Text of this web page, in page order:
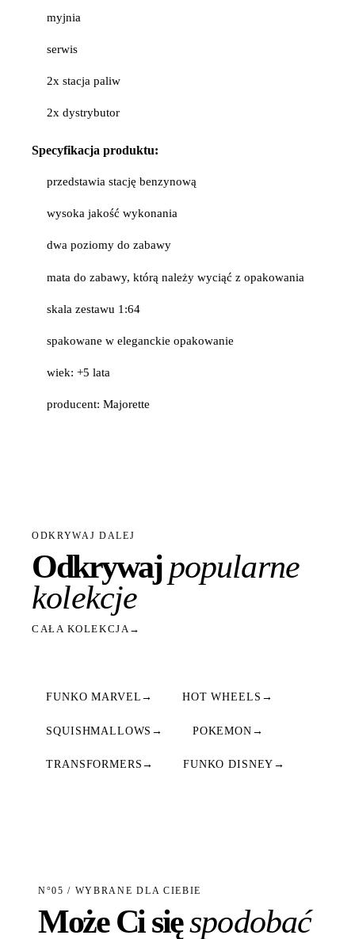
myjnia
serwis
2x stacja paliw
2x dystrybutor
Specyfikacja produktu:
przedstawia stację benzynową
wysoka jakość wykonania
dwa poziomy do zabawy
mata do zabawy, którą należy wyciąć z opakowania
skala zestawu 1:64
spakowane w eleganckie opakowanie
wiek: +5 lata
producent: Majorette
ODKRYWAJ DALEJ
Odkrywajpopularne
kolekcje
CAŁA KOLEKCJA→
FUNKO MARVEL → HOT WHEELS →
SQUISHMALLOWS → POKEMON →
TRANSFORMERS → FUNKO DISNEY →
N°05 / WYBRANE DLA CIEBIE
Może Ci sięspodobać